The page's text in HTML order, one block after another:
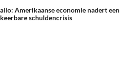
Amerikaanse economie nadert een
schuldencrisis